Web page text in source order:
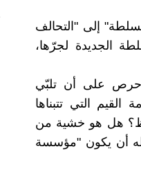
إلى "التحالف
الجديدة لجرّها،
حرص على أن تلبّي
التي تتبناها
هل هو خشية من
له أن يكون "مؤسسة